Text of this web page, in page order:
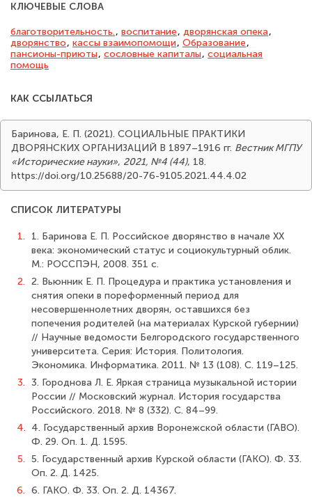
КЛЮЧЕВЫЕ СЛОВА
благотворительность., воспитание, дворянская опека,
дворянство, кассы взаимопомощи, Образование,
пансионы-приюты, сословные капиталы, социальная
помощь
КАК ССЫЛАТЬСЯ
Баринова, Е. П. (2021). СОЦИАЛЬНЫЕ ПРАКТИКИ
ДВОРЯНСКИХ ОРГАНИЗАЦИЙ В 1897–1916 гг. Вестник МГПУ
«Исторические науки», 2021, №4 (44), 18.
https://doi.org/10.25688/20-76-9105.2021.44.4.02
СПИСОК ЛИТЕРАТУРЫ
1.
1. Баринова Е. П. Российское дворянство в начале XX
века: экономический статус и социокультурный облик.
М.: РОССПЭН, 2008. 351 с.
2. 2. Вьюнник Е. П. Процедура и практика установления и
снятия опеки в пореформенный период для
несовершеннолетних дворян, оставшихся без
попечения родителей (на материалах Курской губернии)
// Научные ведомости Белгородского государственного
университета. Серия: История. Политология.
Экономика. Информатика. 2011. № 13 (108). С. 119–125.
3. 3. Городнова Л. Е. Яркая страница музыкальной истории
России // Московский журнал. История государства
Российского. 2018. № 8 (332). С. 84–99.
4. 4. Государственный архив Воронежской области (ГАВО).
Ф. 29. Оп. 1. Д. 1595.
5. 5. Государственный архив Курской области (ГАКО). Ф. 33.
Оп. 2. Д. 1425.
6. 6. ГАКО. Ф. 33. Оп. 2. Д. 14367.